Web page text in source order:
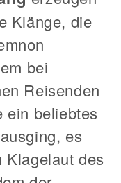
Klänge, die
bei
Reisenden
ein beliebtes
es
Klagelaut des